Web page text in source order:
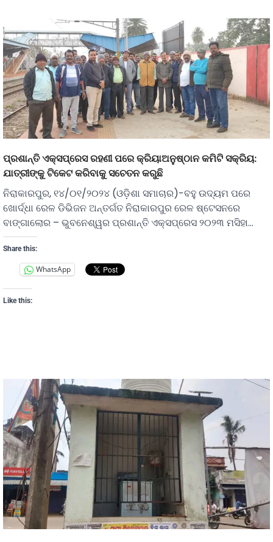
ପ୍ରଶାନ୍ତି ଏକ୍ସପ୍ରେସ ରହଣୀ ପରେ କ୍ରିୟାଅନୁଷ୍ଠାନ କମିଟି ସକ୍ରିୟ:
ଯାତ୍ରୀଙ୍କୁ ଟିକେଟ କରିବାକୁ ସଚେତନ କରୁଛି
ନିରାକାରପୁର, ୧୪/୦୧/୨୦୨୪ (ଓଡ଼ିଶା ସମାଚାର)-ବହୁ ଉଦ୍ୟମ ପରେ
ଖୋର୍ଦ୍ଧା ରେଳ ଡିଭିଜନ ଅନ୍ତର୍ଗତ ନିରାକାରପୁର ରେଳ ଷ୍ଟେସନରେ
ବାଙ୍ଗାଲୋର – ଭୁବନେଶ୍ୱର ପ୍ରଶାନ୍ତି ଏକ୍ସପ୍ରେସ ୨୦୨୩ ମସିହା…
Share this:
WhatsApp
Like this: